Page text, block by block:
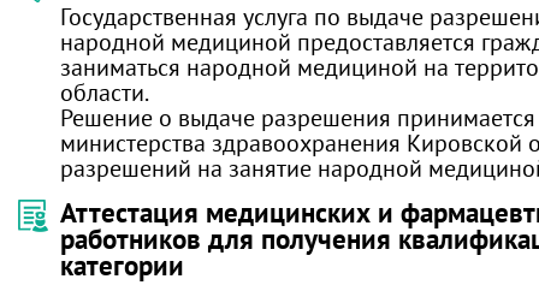
Государственная услуга по выдаче
народной медициной предоставляется
заниматься народной медициной на
области.
Решение о выдаче разрешения
министерства здравоохранения Кировской
разрешений на занятие народной
Аттестация медицинских и
работников для получения
категории